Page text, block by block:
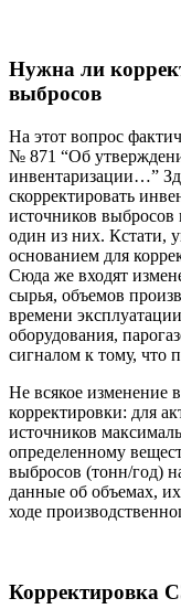
Нужна ли
выбросов
На этот вопрос
№ 871 “Об
инвентаризации…”
скорректировать
источников
один из них. Кстати,
основанием для
Сюда же входят
сырья, объемов
времени
оборудования,
сигналом к тому, что
Не всякое изменение
корректировки: для
источников
определенному
выбросов (тонн/год)
данные об объемах,
ходе
Корректировка